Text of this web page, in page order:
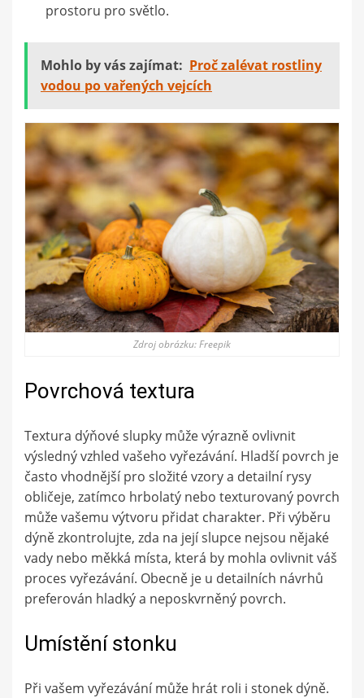
prostoru pro světlo.
Mohlo by vás zajímat: Proč zalévat rostliny
vodou po vařených vejcích
Zdroj obrázku: Freepik
Povrchová textura
Textura dýňové slupky může výrazně ovlivnit
výsledný vzhled vašeho vyřezávání. Hladší povrch je
často vhodnější pro složité vzory a detailní rysy
obličeje, zatímco hrbolatý nebo texturovaný povrch
může vašemu výtvoru přidat charakter. Při výběru
dýně zkontrolujte, zda na její slupce nejsou nějaké
vady nebo měkká místa, která by mohla ovlivnit váš
proces vyřezávání. Obecně je u detailních návrhů
preferován hladký a neposkvrněný povrch.
Umístění stonku
Při vašem vyřezávání může hrát roli i stonek dýně.